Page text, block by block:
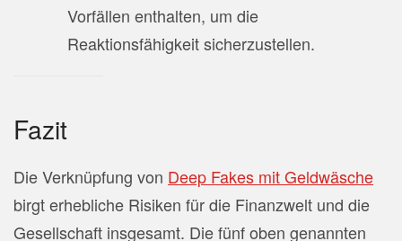
Vorfällen enthalten, um die
Reaktionsfähigkeit sicherzustellen.
Fazit
Die Verknüpfung von Deep Fakes mit Geldwäsche
birgt erhebliche Risiken für die Finanzwelt und die
Gesellschaft insgesamt. Die fünf oben genannten